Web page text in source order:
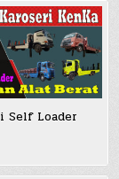
Self Loader